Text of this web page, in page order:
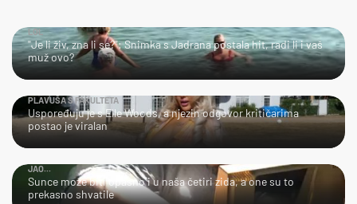
LOL
"Je li živ, zna li se?": Snimka s Jadrana postala hit, radi li i vaš
muž ovo?
PLAVUŠA S FAKULTETA
Uspoređuju je s Elle Woods, a njezin odgovor kritičarima
postao je viralan
JAO...
Sunce može biti opasno i u naša četiri zida, a one su to
prekasno shvatile